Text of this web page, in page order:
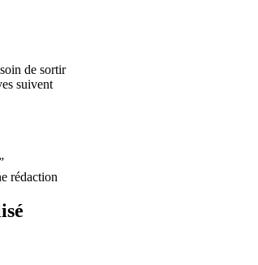
de sortir
suivent
rédaction